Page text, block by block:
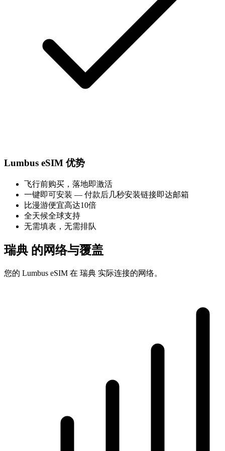
Lumbus eSIM 优势
飞行前购买，落地即激活
一键即可安装 — 付款后几秒安装链接即达邮箱
比漫游便宜高达10倍
全天候全球支持
无需填表，无需排队
瑞典 的网络与覆盖
您的 Lumbus eSIM 在 瑞典 实际连接的网络。